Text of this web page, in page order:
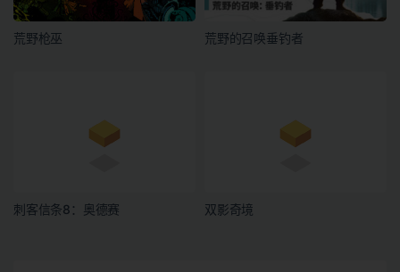
荒野枪巫 荒野的召唤垂钓者
刺客信条8：奥德赛 双影奇境